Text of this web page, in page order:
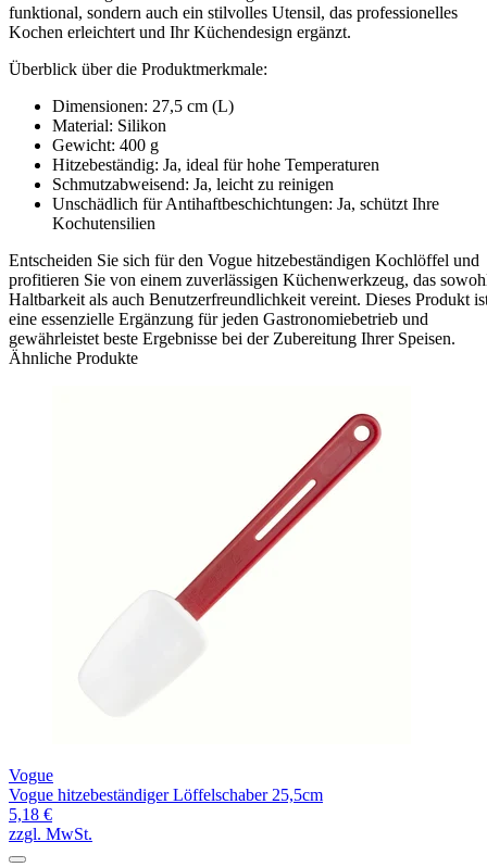
funktional, sondern auch ein stilvolles Utensil, das professionelles
Kochen erleichtert und Ihr Küchendesign ergänzt.
Überblick über die Produktmerkmale:
Dimensionen: 27,5 cm (L)
Material: Silikon
Gewicht: 400 g
Hitzebeständig: Ja, ideal für hohe Temperaturen
Schmutzabweisend: Ja, leicht zu reinigen
Unschädlich für Antihaftbeschichtungen: Ja, schützt Ihre
Kochutensilien
Entscheiden Sie sich für den Vogue hitzebeständigen Kochlöffel und
profitieren Sie von einem zuverlässigen Küchenwerkzeug, das
Haltbarkeit als auch Benutzerfreundlichkeit vereint. Dieses Produkt
eine essenzielle Ergänzung für jeden Gastronomiebetrieb und
gewährleistet beste Ergebnisse bei der Zubereitung Ihrer Speisen.
Ähnliche Produkte
Vogue
Vogue hitzebeständiger Löffelschaber 25,5cm
5,18 €
zzgl. MwSt.